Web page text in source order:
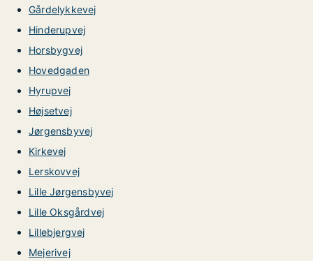
Gårdelykkevej
Hinderupvej
Horsbygvej
Hovedgaden
Hyrupvej
Højsetvej
Jørgensbyvej
Kirkevej
Lerskovvej
Lille Jørgensbyvej
Lille Oksgårdvej
Lillebjergvej
Mejerivej